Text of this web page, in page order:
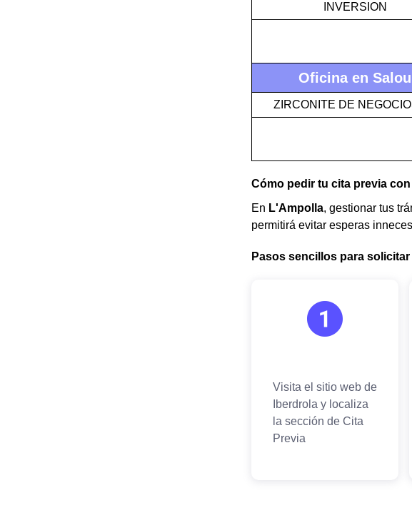
INVERSION
Oficina en Salou
ZIRCONITE DE
Cómo pedir tu cita previa
En L'Ampolla, gestionar tus
permitirá evitar esperas
Pasos sencillos para